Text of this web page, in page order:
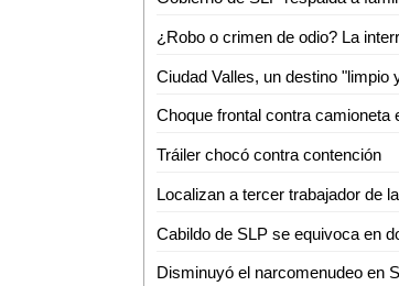
Tráiler chocó contra contención